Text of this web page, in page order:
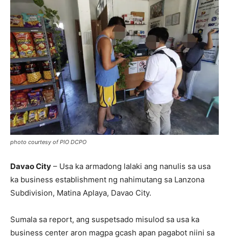
photo courtesy of PIO DCPO
Davao City – Usa ka armadong lalaki ang nanulis sa usa
ka business establishment ng nahimutang sa Lanzona
Subdivision, Matina Aplaya, Davao City.
Sumala sa report, ang suspetsado misulod sa usa ka
business center aron magpa gcash apan pagabot niini sa